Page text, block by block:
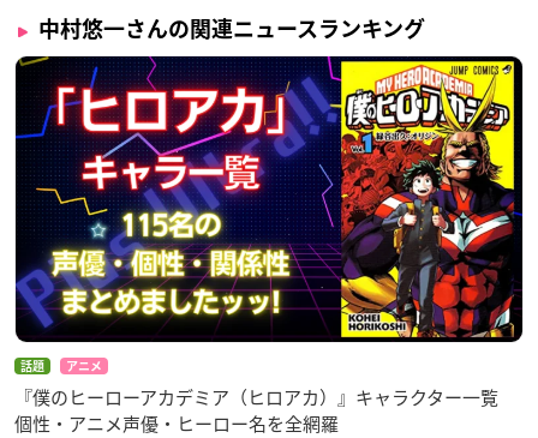
中村悠一さんの関連ニュースランキング
話題 アニメ
『僕のヒーローアカデミア（ヒロアカ）』キャラクター一覧
個性・アニメ声優・ヒーロー名を全網羅